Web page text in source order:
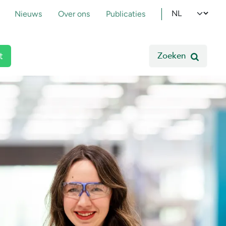
Nieuws Over ons Publicaties Select your
Zoeken